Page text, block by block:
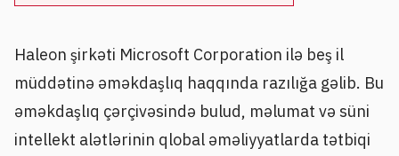
Haleon şirkəti Microsoft Corporation ilə beş il
müddətinə əməkdaşlıq haqqında razılığa gəlib. Bu
əməkdaşlıq çərçivəsində bulud, məlumat və süni
intellekt alətlərinin qlobal əməliyyatlarda tətbiqi